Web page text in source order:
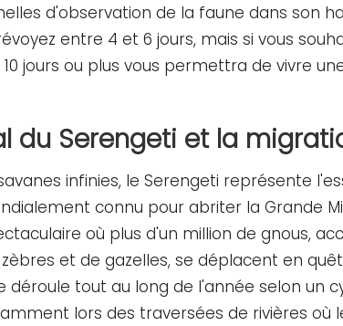
d'observation de la faune dans son
entre 4 et 6 jours, mais si vous
jours ou plus vous permettra de vivre
du Serengeti et la
infinies, le Serengeti représente
connu pour abriter la Grande
où plus d'un million de gnous,
et de gazelles, se déplacent en
déroule tout au long de l'année selon un
lors des traversées de rivières où